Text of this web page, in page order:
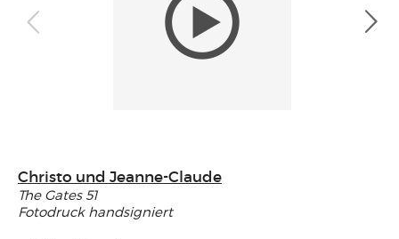
Christo und Jeanne-Claude
The Gates 51
Fotodruck handsigniert